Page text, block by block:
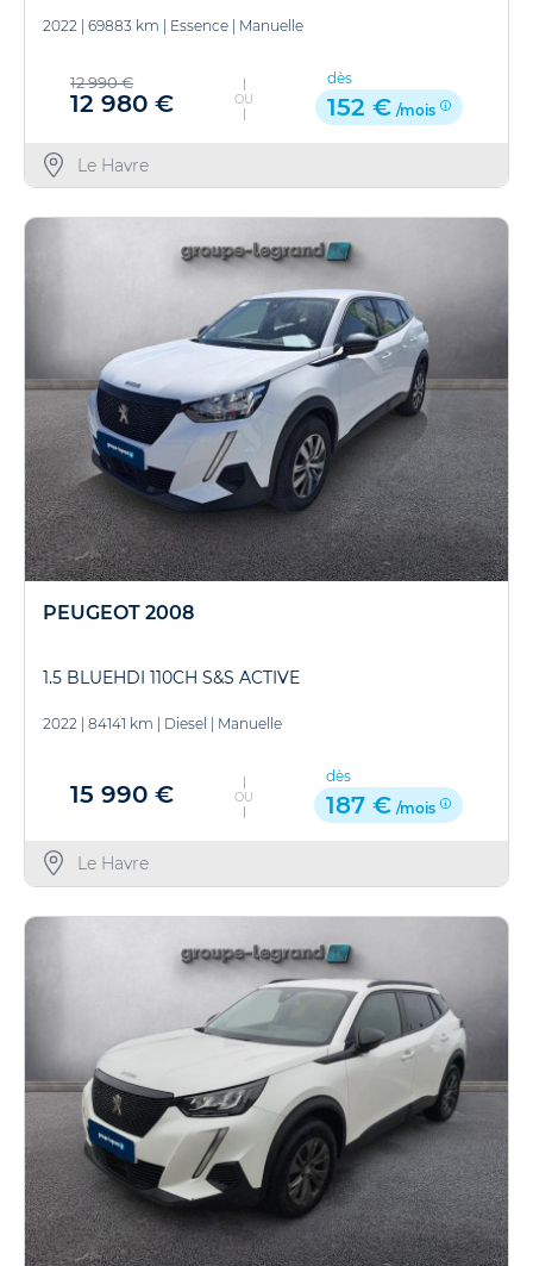
2022 | 69883 km | Essence | Manuelle
12 990 €
12 980 € OU
dès
152 € /mois
Le Havre
PEUGEOT 2008
1.5 BLUEHDI 110CH S&S ACTIVE
2022 84141 km Diesel Manuelle
15 990 € OU
dès
187 € /mois
Le Havre